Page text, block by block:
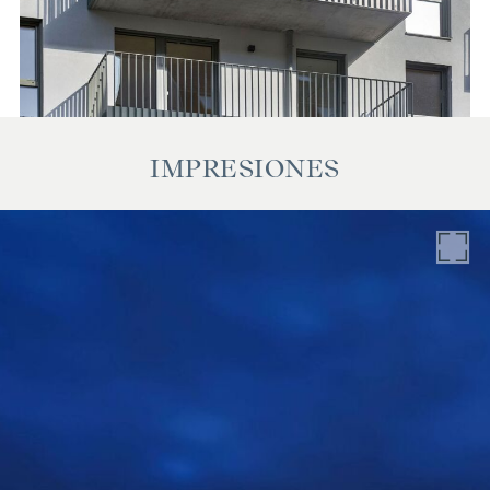
y no constituyen garantía alguna por nuestra parte. La
comisión de intermediación está sujeta a las Condiciones
Generales de Contratación y a la Ordenanza para Agentes
Inmobiliarios del Ministerio Federal de Comercio, Industria y
Comercio, Gaceta de Leyes Federales 297/1996. En caso de
cobraremos una comisión de intermediación del 3% del
IMPRESIONES